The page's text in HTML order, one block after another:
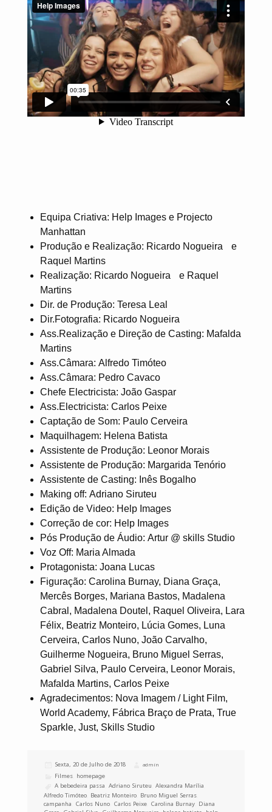
Equipa Criativa: Help Images e Projecto
Manhattan
Produção e Realização: Ricardo Nogueira e
Raquel Martins
Realização: Ricardo Nogueira e Raquel
Martins
Dir. de Produção: Teresa Leal
Dir.Fotografia: Ricardo Nogueira
Ass.Realização e Direção de Casting: Mafalda
Martins
Ass.Câmara: Alfredo Timóteo
Ass.Câmara: Pedro Cavaco
Chefe Electricista: João Gaspar
Ass.Electricista: Carlos Peixe
Captação de Som: Paulo Cerveira
Maquilhagem: Helena Batista
Assistente de Produção: Leonor Morais
Assistente de Produção: Margarida Tenório
Assistente de Casting: Inês Bogalho
Making off: Adriano Siruteu
Edição de Video: Help Images
Correção de cor: Help Images
Pós Produção de Áudio: Artur @ skills Studio
Voz Off: Maria Almada
Protagonista: Joana Lucas
Figuração: Carolina Burnay, Diana Graça,
Mercês Borges, Mariana Bastos, Madalena
Cabral, Madalena Doutel, Raquel Oliveira, Lara
Félix, Beatriz Monteiro, Lúcia Gomes, Luna
Cerveira, Carlos Nuno, João Carvalho,
Guilherme Nogueira, Bruno Miguel Serras,
Gabriel Silva, Paulo Cerveira, Leonor Morais,
Mafalda Martins, Carlos Peixe
Agradecimentos: Nova Imagem / Light Film,
World Academy, Fábrica Braço de Prata, True
Sparkle, Just, Skills Studio
Publicado
Sexta, 20 de Julho de 2018 Autor
admin
Categorias
Filmes homepage
Etiquetas
A bebedeira passa ,Adriano Siruteu ,Alexandra Marília
Alfredo Timóteo Beatriz Monteiro Bruno Miguel Serras
campanha
Carlos Nuno Carlos Peixe Carolina Burnay Diana